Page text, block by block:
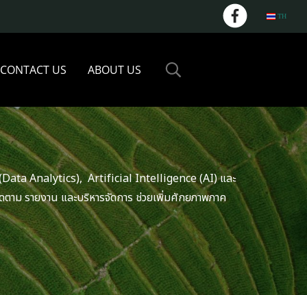
TH
CONTACT US ABOUT US
(Data Analytics), Artificial Intelligence (AI) และ
ม รายงาน และบริหารจัดการ ช่วยเพิ่มศักยภาพภาค